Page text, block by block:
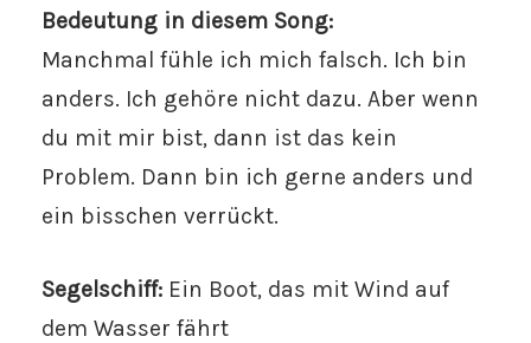
Bedeutung in diesem Song:
Manchmal fühle ich mich falsch. Ich bin
anders. Ich gehöre nicht dazu. Aber wenn
du mit mir bist, dann ist das kein
Problem. Dann bin ich gerne anders und
ein bisschen verrückt.
Segelschiff: Ein Boot, das mit Wind auf
dem Wasser fährt